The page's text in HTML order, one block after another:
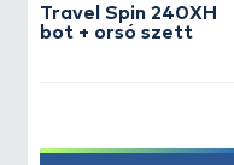
Travel Spin 240XH
bot + orsó szett